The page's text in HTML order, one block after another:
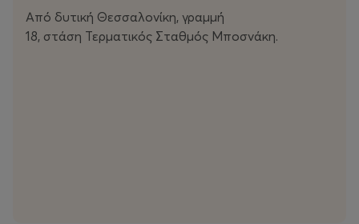
Από δυτική Θεσσαλονίκη, γραμμή
18, στάση Τερματικός Σταθμός Μποσνάκη.